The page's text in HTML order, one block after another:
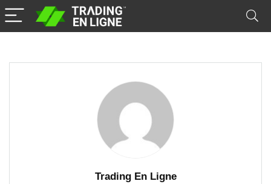
Trading En Ligne